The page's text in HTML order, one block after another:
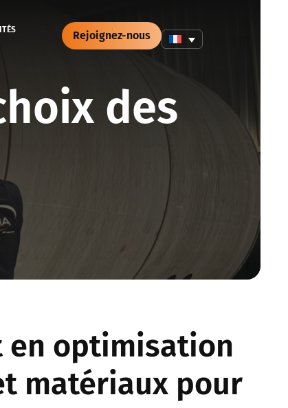
Rejoignez-nous
des
en optimisation
matériaux pour